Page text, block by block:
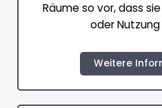
Räume so vor, dass
oder
Weitere